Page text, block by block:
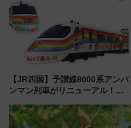
【JR四国】予讃線8000系アンパ
ンマン列車がリニューアル！内
今年12月